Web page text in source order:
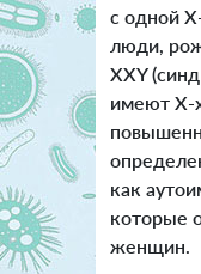
с одной
люди,
XXY
имеют Х-
как
которые
женщин.